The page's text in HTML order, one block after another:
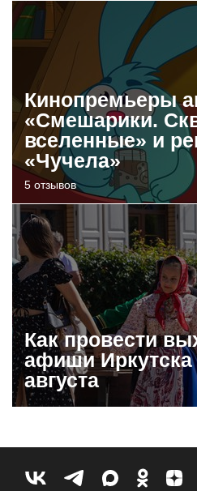
Кинопремьеры
«Смешарики.
вселенные» и
«Чучела»
5 отзывов
Как провести
афиши Иркутска
августа